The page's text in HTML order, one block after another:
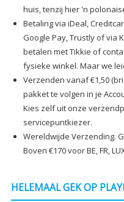
huis, tenzij hier 'n
Betaling via iDeal,
Google Pay, Trustly of via
betalen met Tikkie of
fysieke winkel. Maar we
Verzenden vanaf €1,50
pakket te volgen in je
Kies zelf uit onze
servicepuntkiezer.
Wereldwijde Verzending.
Boven €170 voor BE, FR,
HELEMAAL GEK OP